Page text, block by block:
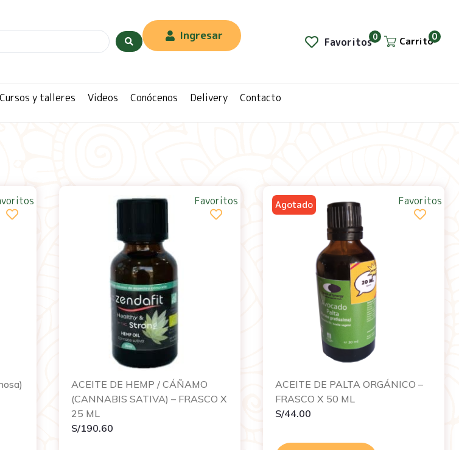
Ingresar Favoritos0 Carrito0
Cursos y talleres Videos Conócenos Delivery Contacto
ACEITE DE HEMP / CÁÑAMO
(CANNABIS SATIVA) – FRASCO X
25 ML
S/190.60
Favoritos
ACEITE DE PALTA ORGÁNICO –
FRASCO X 50 ML
S/44.00
Favoritos